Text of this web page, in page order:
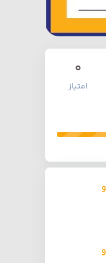
0
امتیاز